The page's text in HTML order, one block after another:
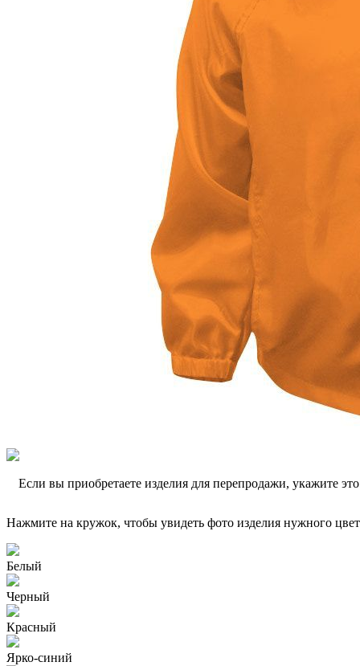
Если вы приобретаете изделия для перепродажи, укажите
Нажмите на кружок, чтобы увидеть фото изделия нужного
Белый
Черный
Красный
Ярко-синий